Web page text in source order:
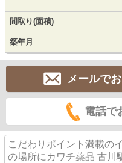
間取り(面積)
築年月
メールで
電話で
こだわりポイント満載の
の場所にカワチ薬品 古川